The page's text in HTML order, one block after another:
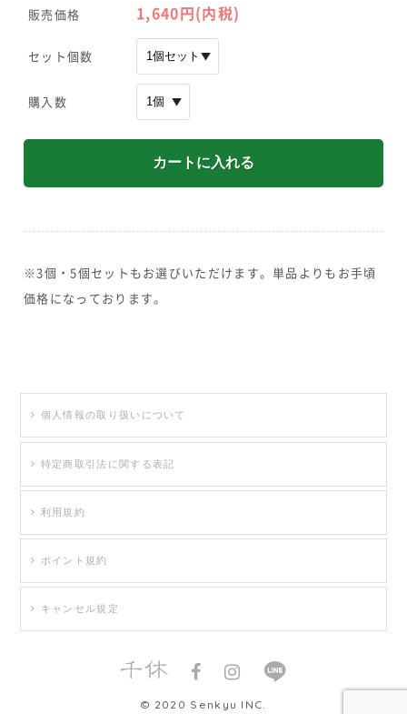
販売価格 1,640円(内税)
セット個数
購入数
※3個・5個セットもお選びいただけます。単品よりもお手頃
価格になっております。
© 2020 Senkyu INC.
個人情報の取り扱いについて
特定商取引法に関する表記
利用規約
ポイント規約
キャンセル規定